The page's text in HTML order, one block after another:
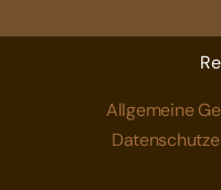
Allgemeine